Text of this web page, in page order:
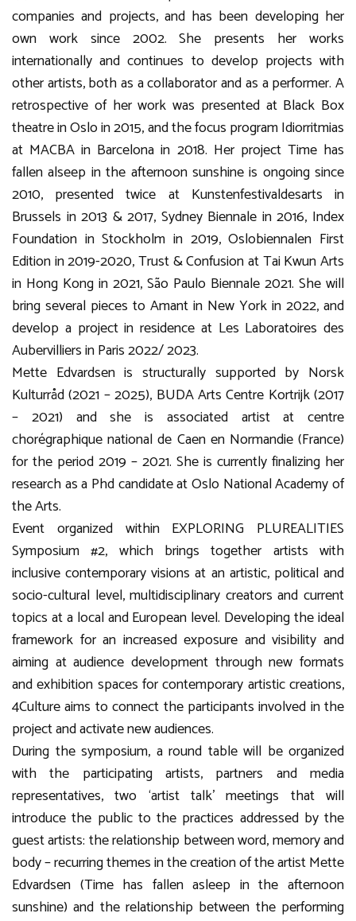
companies and projects, and has been developing her
own work since 2002. She presents her works
internationally and continues to develop projects with
other artists, both as a collaborator and as a performer. A
retrospective of her work was presented at Black Box
theatre in Oslo in 2015, and the focus program Idiorritmias
at MACBA in Barcelona in 2018. Her project Time has
fallen alseep in the afternoon sunshine is ongoing since
2010, presented twice at Kunstenfestivaldesarts in
Brussels in 2013 & 2017, Sydney Biennale in 2016, Index
Foundation in Stockholm in 2019, Oslobiennalen First
Edition in 2019-2020, Trust & Confusion at Tai Kwun Arts
in Hong Kong in 2021, São Paulo Biennale 2021. She will
bring several pieces to Amant in New York in 2022, and
develop a project in residence at Les Laboratoires des
Aubervilliers in Paris 2022/ 2023.
Mette Edvardsen is structurally supported by Norsk
Kulturråd (2021 – 2025), BUDA Arts Centre Kortrijk (2017
– 2021) and she is associated artist at centre
chorégraphique national de Caen en Normandie (France)
for the period 2019 – 2021. She is currently finalizing her
research as a Phd candidate at Oslo National Academy of
the Arts.
Event organized within EXPLORING PLUREALITIES
Symposium #2, which brings together artists with
inclusive contemporary visions at an artistic, political and
socio-cultural level, multidisciplinary creators and current
topics at a local and European level. Developing the ideal
framework for an increased exposure and visibility and
aiming at audience development through new formats
and exhibition spaces for contemporary artistic creations,
4Culture aims to connect the participants involved in the
project and activate new audiences.
During the symposium, a round table will be organized
with the participating artists, partners and media
representatives, two ‘artist talk’ meetings that will
introduce the public to the practices addressed by the
guest artists: the relationship between word, memory and
body – recurring themes in the creation of the artist Mette
Edvardsen (Time has fallen asleep in the afternoon
sunshine) and the relationship between the performing